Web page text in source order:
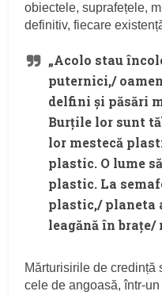
obiectele, suprafețele,
definitiv, fiecare
„Acolo stau
puternici,/
delfini și păsări
Burțile lor sunt
lor mestecă
plastic. O lume
plastic. La
plastic,/ planeta
leagănă în brațe/
Mărturisirile de credință
cele de angoasă, într-